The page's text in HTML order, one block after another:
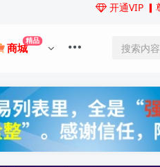
开通VIP ▎
商城
精品